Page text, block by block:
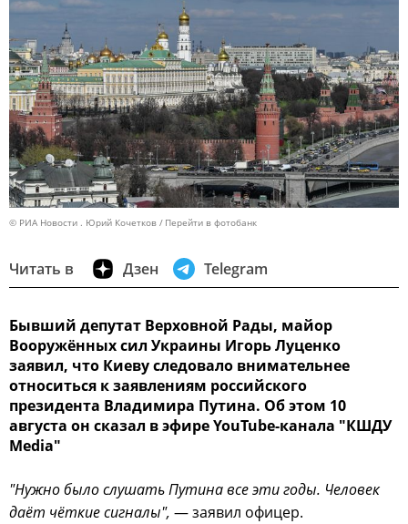
© РИА Новости . Юрий Кочетков Перейти в фотобанк
Читать в Дзен Telegram
Бывший депутат Верховной Рады, майор
Вооружённых сил Украины Игорь Луценко
заявил, что Киеву следовало внимательнее
относиться к заявлениям российского
президента Владимира Путина. Об этом 10
августа он сказал в эфире YouTube-канала "КШДУ
Media"
"Нужно было слушать Путина все эти годы. Человек
даёт чёткие сигналы", — заявил офицер.